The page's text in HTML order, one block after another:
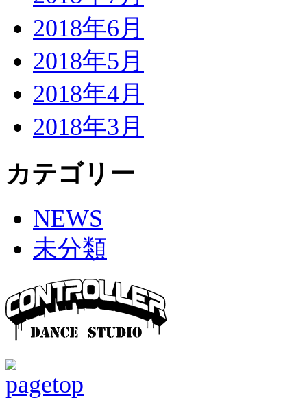
2018年6月
2018年5月
2018年4月
2018年3月
カテゴリー
NEWS
未分類